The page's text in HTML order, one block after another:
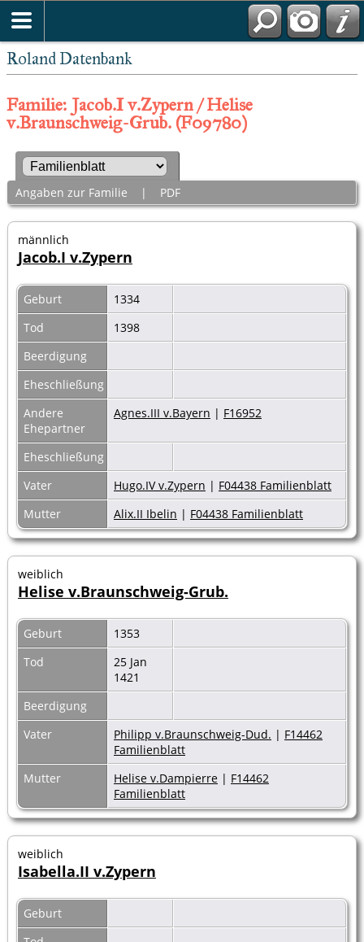
Roland Datenbank
Familie: Jacob.I v.Zypern / Helise
v.Braunschweig-Grub. (F09780)
Angaben zur Familie | PDF
männlich
Jacob.I v.Zypern
Geburt
1334
Tod
1398
Beerdigung
Eheschließung
Andere
Ehepartner
Agnes.III v.Bayern | F16952
Eheschließung
Vater
Hugo.IV v.Zypern | F04438 Familienblatt
Mutter
Alix.II Ibelin | F04438 Familienblatt
weiblich
Helise v.Braunschweig-Grub.
Geburt
1353
Tod
25 Jan
1421
Beerdigung
Vater
Philipp v.Braunschweig-Dud. | F14462
Familienblatt
Mutter
Helise v.Dampierre | F14462
Familienblatt
weiblich
Isabella.II v.Zypern
Geburt